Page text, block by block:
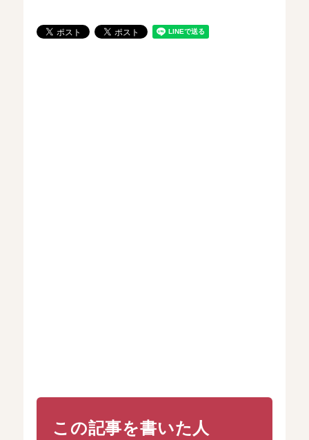
この記事を書いた人